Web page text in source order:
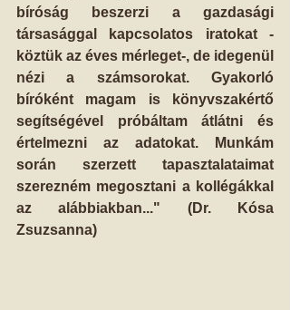
bíróság beszerzi a gazdasági
társasággal kapcsolatos iratokat -
köztük az éves mérleget-, de idegenül
nézi a számsorokat. Gyakorló
bíróként magam is könyvszakértő
segítségével próbáltam átlátni és
értelmezni az adatokat. Munkám
során szerzett tapasztalataimat
szerezném megosztani a kollégákkal
az alábbiakban..." (Dr. Kósa
Zsuzsanna)